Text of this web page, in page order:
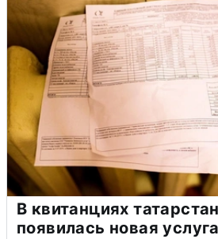
В квитанциях
появилась новая услуга